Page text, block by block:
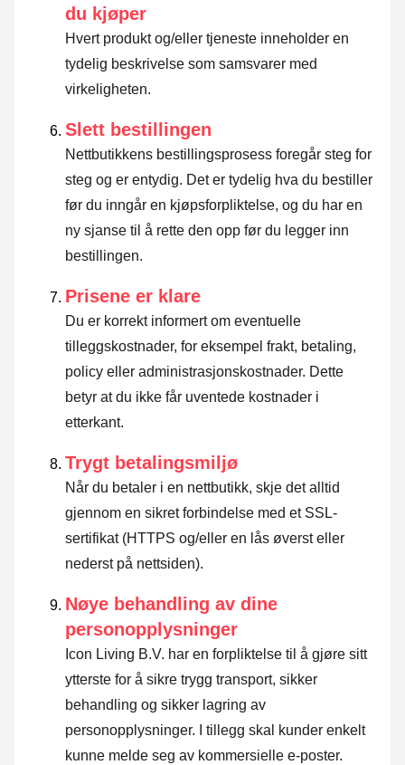
du kjøper
Hvert produkt og/eller tjeneste inneholder en
tydelig beskrivelse som samsvarer med
virkeligheten.
Slett bestillingen
Nettbutikkens bestillingsprosess foregår steg for
steg og er entydig. Det er tydelig hva du bestiller
før du inngår en kjøpsforpliktelse, og du har en
ny sjanse til å rette den opp før du legger inn
bestillingen.
Prisene er klare
Du er korrekt informert om eventuelle
tilleggskostnader, for eksempel frakt, betaling,
policy eller administrasjonskostnader. Dette
betyr at du ikke får uventede kostnader i
etterkant.
Trygt betalingsmiljø
Når du betaler i en nettbutikk, skje det alltid
gjennom en sikret forbindelse med et SSL-
sertifikat (HTTPS og/eller en lås øverst eller
nederst på nettsiden).
Nøye behandling av dine
personopplysninger
Icon Living B.V. har en forpliktelse til å gjøre sitt
ytterste for å sikre trygg transport, sikker
behandling og sikker lagring av
personopplysninger. I tillegg skal kunder enkelt
kunne melde seg av kommersielle e-poster.